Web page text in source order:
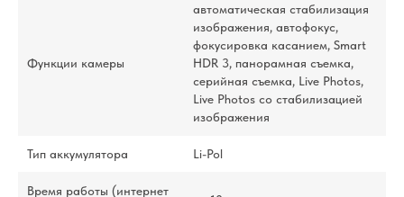
Функции камеры
автоматическая стабилизация
изображения, автофокус,
фокусировка касанием, Smart
HDR 3, панорамная съемка,
серийная съемка, Live Photos,
Live Photos со стабили­зацией
изображения
Тип аккумулятора Li-Pol
Время работы (интернет